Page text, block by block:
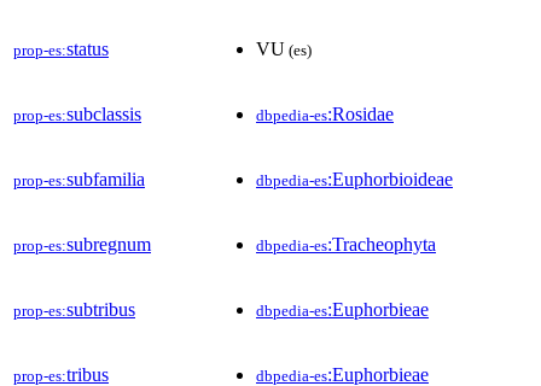
prop-es:status VU (es)
prop-es:subclassis dbpedia-es:Rosidae
prop-es:subfamilia dbpedia-es:Euphorbioideae
prop-es:subregnum dbpedia-es:Tracheophyta
prop-es:subtribus dbpedia-es:Euphorbieae
prop-es:tribus dbpedia-es:Euphorbieae